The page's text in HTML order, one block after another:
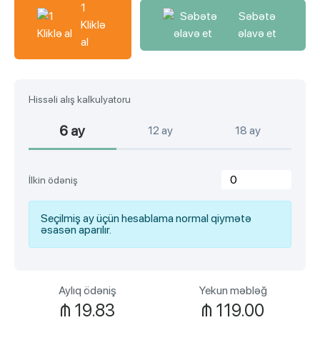
1
Kliklə
al
Səbətə
əlavə et
Hissəli alış kalkulyatoru
6 ay 12 ay 18 ay
İlkin ödəniş
Seçilmiş ay üçün hesablama normal qiymətə
əsasən aparılır.
Aylıq ödəniş
₼ 19.83
Yekun məbləğ
₼ 119.00